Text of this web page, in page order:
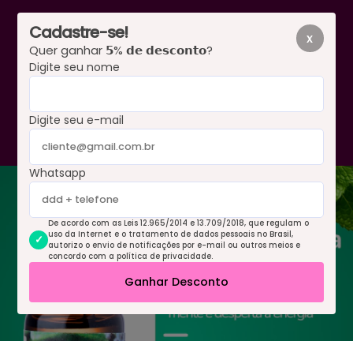
x
Cadastre-se!
Quer ganhar 𝟱% 𝗱𝗲 𝗱𝗲𝘀𝗰𝗼𝗻𝘁𝗼?
Digite seu nome
Digite seu e-mail
Whatsapp
De acordo com as Leis 12.965/2014 e 13.709/2018, que regulam o
uso da Internet e o tratamento de dados pessoais no Brasil,
autorizo o envio de notificações por e-mail ou outros meios e
concordo com a política de privacidade.
Ganhar Desconto